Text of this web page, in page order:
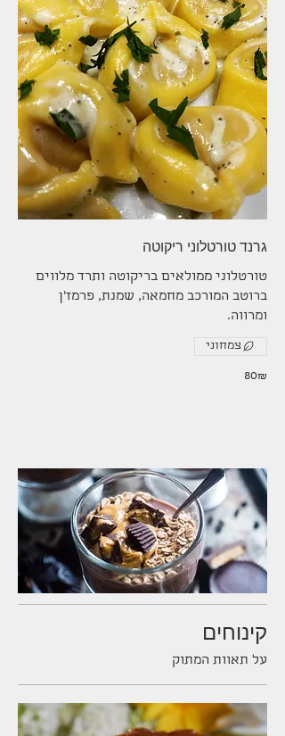
גרנד טורטלוני ריקוטה
טורטלוני ממולאים בריקוטה ותרד מלווים
ברוטב המורכב מחמאה, שמנת, פרמז'ן
ומרווה.
‏80 ‏₪
צמחוני
קינוחים
על תאוות המתוק